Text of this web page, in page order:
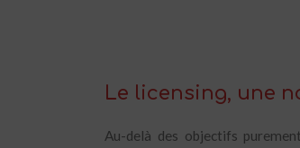
Le licensing, une
Au-delà des objectifs